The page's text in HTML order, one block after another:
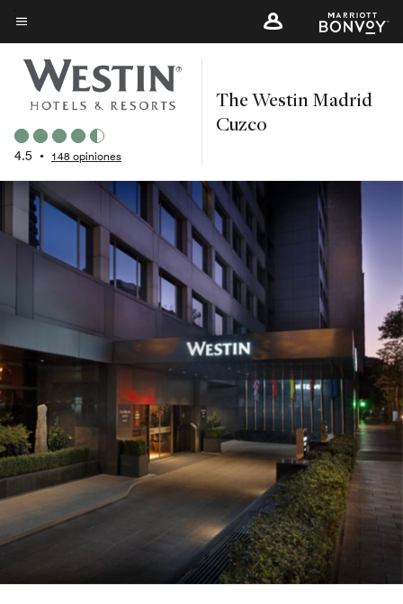
Skip
to
main
content
Texto del menú
4.5 • 148 opiniones
The Westin Madrid
Cuzco